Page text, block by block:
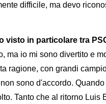
difficile, ma devo
visto in particolare tra
ma io mi sono divertito e
ragione, con grandi
sono d'accordo.
Tanto che al ritorno Luis